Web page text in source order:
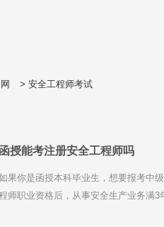
> 安全工程师考试
函授能考注册安全工程师吗
果你是函授本科毕业生，想要报考中
师职业资格后，从事安全生产业务满